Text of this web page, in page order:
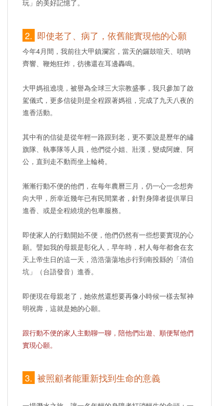
玩」的美好記憶了。
2. 即使老了、病了，依舊能實現他的心願
今年4月間，我前往大甲鎮瀾宮，當天的鑼鼓喧天、嗩吶
齊響、鞭炮狂炸，彷彿還在耳邊轟鳴。
大甲媽祖遶境，被譽為全球三大宗教盛事，我只參加了啟
駕儀式，更多信徒則是全程跟著媽祖，完成了九天八夜的
進香活動。
其中有的信徒是從年輕一路跟到老，更不要說是歷年的繡
旗隊、執事隊等人員，他們從小姐、壯漢，變成阿嬤、阿
公，直到走不動而坐上輪椅。
漸漸行動不便的他們，在每年農曆三月，仍一心一念想奔
向大甲，所幸近幾年已有民間業者，針對身障者提供單日
進香、或是全程繞境的包車服務。
即使家人的行動開始不便，他們仍然有一些想要實現的心
願。譬如我的母親是彰化人，早年時，村人每年都會在玄
天上帝生日的這一天，浩浩蕩蕩地步行到南投縣的「清伯
坑」（台語發音）進香。
即便現在母親老了，她依然還想要再像小時候一樣去幫神
明祝壽，這就是她的心願。
跟行動不便的家人主動聊一聊，陪他們出遊、順便幫他們
實現心願。
3. 被照顧者能重新找到生命的意義